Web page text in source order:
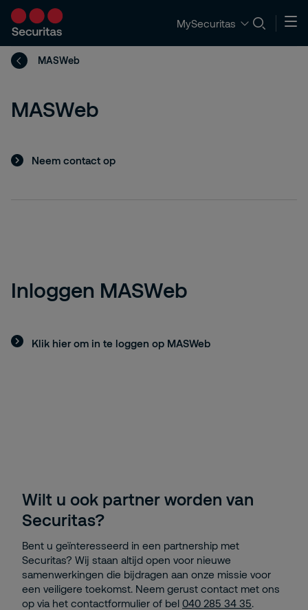
MySecuritas
MASWeb
MASWeb
Neem contact op
Inloggen MASWeb
Klik hier om in te loggen op MASWeb
Wilt u ook partner worden van
Securitas?
Bent u geïnteresseerd in een partnership met
Securitas? Wij staan altijd open voor nieuwe
samenwerkingen die bijdragen aan onze missie voor
een veiligere toekomst. Neem gerust contact met ons
op via het contactformulier of bel 040 285 34 35.